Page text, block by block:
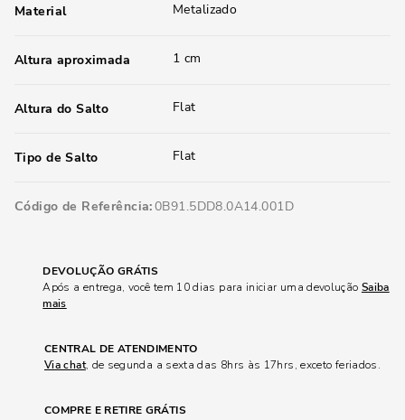
Material Metalizado
Altura aproximada 1 cm
Altura do Salto Flat
Tipo de Salto Flat
Código de Referência 0B91.5DD8.0A14.001D
DEVOLUÇÃO GRÁTIS
Após a entrega, você tem 10 dias para iniciar uma devolução Saiba
mais
CENTRAL DE ATENDIMENTO
Via chat, de segunda a sexta das 8hrs às 17hrs, exceto feriados.
COMPRE E RETIRE GRÁTIS